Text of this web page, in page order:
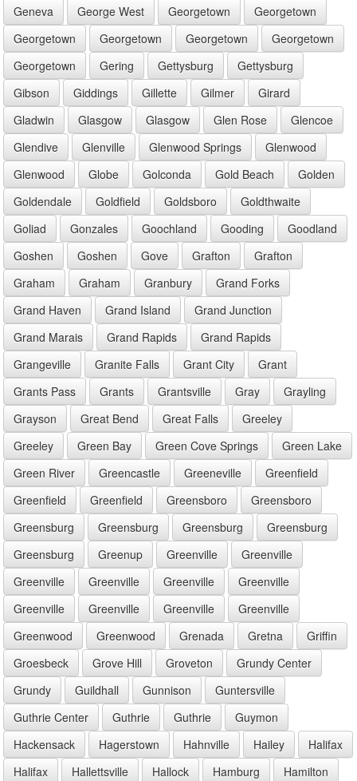
Geneva
George West Georgetown
Georgetown
Georgetown
Georgetown Georgetown
Georgetown
Georgetown
Gering Gettysburg
Gettysburg
Gibson
Giddings Gillette Gilmer
Girard
Gladwin
Glasgow Glasgow Glen Rose
Glencoe
Glendive
Glenville Glenwood Springs
Glenwood
Glenwood
Globe Golconda Gold Beach
Golden
Goldendale
Goldfield Goldsboro
Goldthwaite
Goliad
Gonzales Goochland Gooding
Goodland
Goshen
Goshen Gove Grafton
Grafton
Graham
Graham Granbury
Grand Forks
Grand Haven
Grand Island
Grand Junction
Grand Marais
Grand Rapids
Grand Rapids
Grangeville
Granite Falls Grant City
Grant
Grants Pass
Grants Grantsville Gray
Grayling
Grayson
Great Bend Great Falls
Greeley
Greeley
Green Bay Green Cove Springs
Green Lake
Green River
Greencastle Greeneville
Greenfield
Greenfield
Greenfield Greensboro
Greensboro
Greensburg
Greensburg Greensburg
Greensburg
Greensburg
Greenup Greenville
Greenville
Greenville
Greenville Greenville
Greenville
Greenville
Greenville Greenville
Greenville
Greenwood
Greenwood Grenada Gretna
Griffin
Groesbeck
Grove Hill Groveton
Grundy Center
Grundy
Guildhall Gunnison
Guntersville
Guthrie Center
Guthrie Guthrie
Guymon
Hackensack
Hagerstown Hahnville Hailey
Halifax
Halifax
Hallettsville Hallock Hamburg
Hamilton